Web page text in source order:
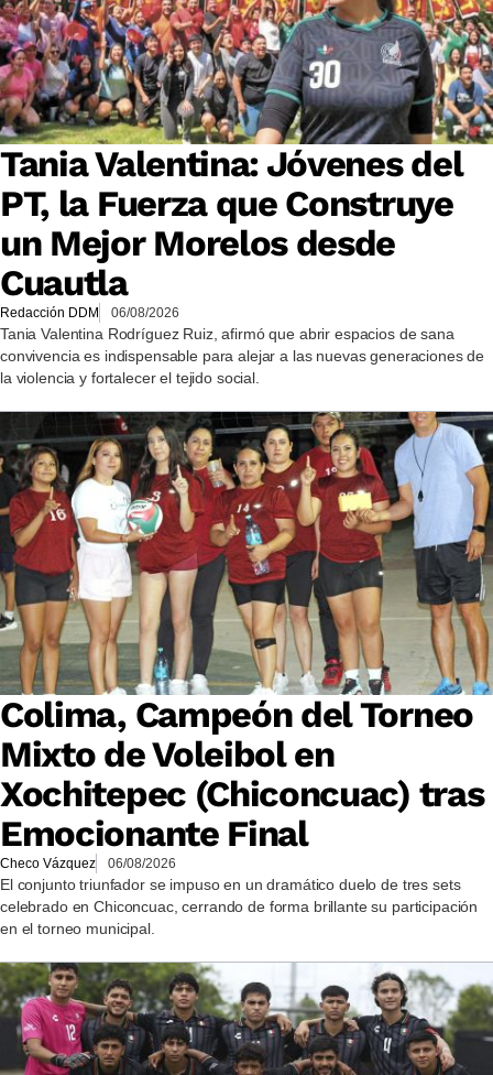
Tania Valentina: Jóvenes del
PT, la Fuerza que Construye
un Mejor Morelos desde
Cuautla
Redacción DDM 06/08/2026
Tania Valentina Rodríguez Ruiz, afirmó que abrir espacios de sana
convivencia es indispensable para alejar a las nuevas generaciones de
la violencia y fortalecer el tejido social.
Colima, Campeón del Torneo
Mixto de Voleibol en
Xochitepec (Chiconcuac) tras
Emocionante Final
Checo Vázquez 06/08/2026
El conjunto triunfador se impuso en un dramático duelo de tres sets
celebrado en Chiconcuac, cerrando de forma brillante su participación
en el torneo municipal.